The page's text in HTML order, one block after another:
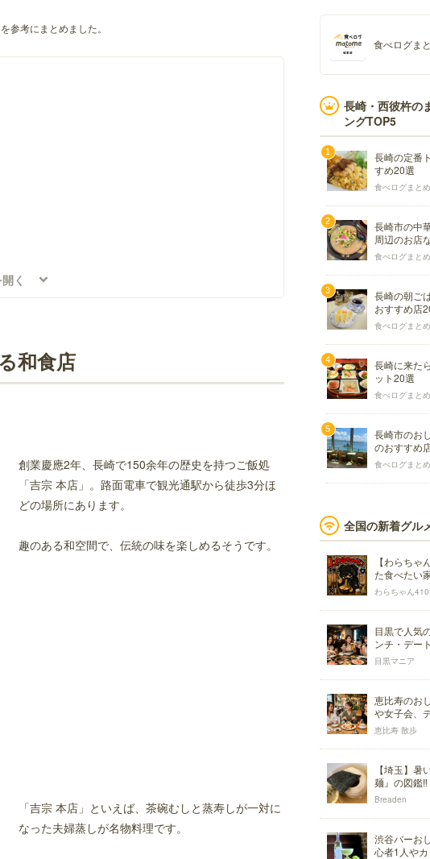
参考にまとめました。
く
和食店
創業慶應2年、長崎で150余年の歴史を持つご飯処
「吉宗 本店」。路面電車で観光通駅から徒歩3分ほ
どの場所にあります。
趣のある和空間で、伝統の味を楽しめるそうです。
「吉宗 本店」といえば、茶碗むしと蒸寿しが一対に
なった夫婦蒸しが名物料理です。
食べログま
長崎・西彼杵の
ングTOP5
長崎の定番
すめ20選
食べログまと
長崎市の中
周辺のお店
食べログまと
長崎の朝ご
おすすめ店
食べログまと
長崎に来た
ット20選
食べログまと
長崎市のお
のおすすめ
食べログまと
全国の新着グル
【わらちゃ
た食べたい
わらちゃん410
目黒で人気
ンチ・デー
目黒マニア
恵比寿のお
や女子会、
恵比寿 散歩
【埼玉】暑
麺』の図鑑‼
Breaden
渋谷バーお
心者1人や